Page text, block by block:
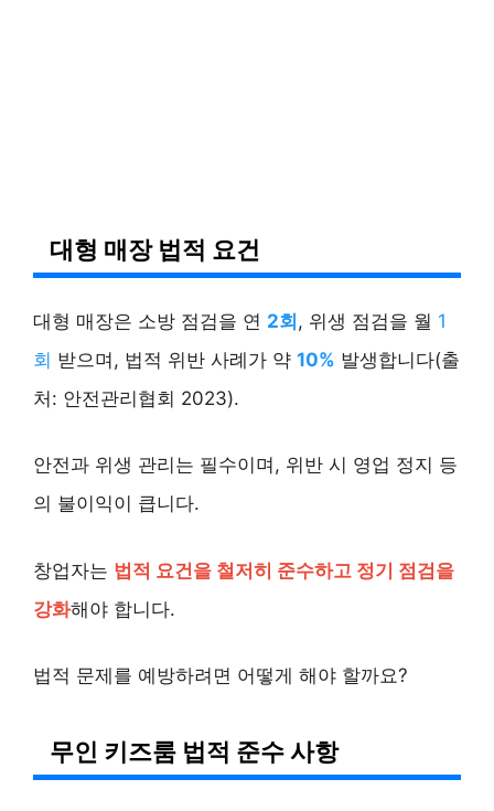
대형 매장 법적 요건
대형 매장은 소방 점검을 연 2회, 위생 점검을 월 1
회 받으며, 법적 위반 사례가 약 10% 발생합니다(출
처: 안전관리협회 2023).
안전과 위생 관리는 필수이며, 위반 시 영업 정지 등
의 불이익이 큽니다.
창업자는 법적 요건을 철저히 준수하고 정기 점검을
강화해야 합니다.
법적 문제를 예방하려면 어떻게 해야 할까요?
무인 키즈룸 법적 준수 사항